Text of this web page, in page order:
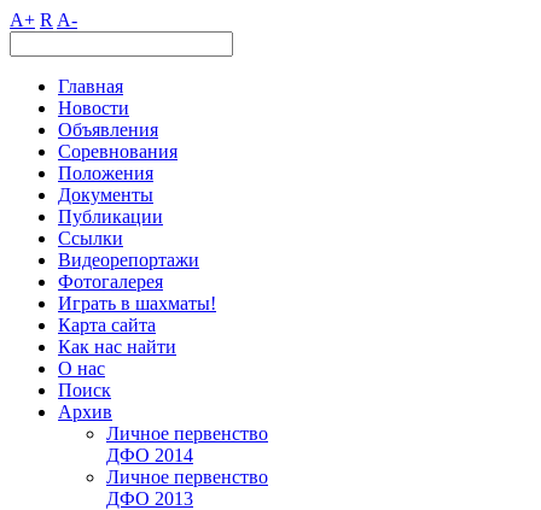
A+ R A-
Главная
Новости
Объявления
Соревнования
Положения
Документы
Публикации
Ссылки
Видеорепортажи
Фотогалерея
Играть в шахматы!
Карта сайта
Как нас найти
О нас
Поиск
Архив
Личное первенство
ДФО 2014
Личное первенство
ДФО 2013